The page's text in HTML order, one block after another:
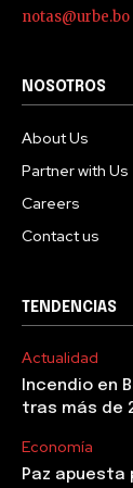
notas@urbe.bo
NOSOTROS
About Us
Partner with Us
Careers
Contact us
TENDENCIAS
Actualidad
Incendio en
tras más de
Economía
Paz apuesta